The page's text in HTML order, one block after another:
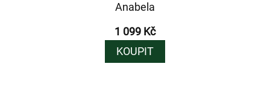
Anabela
1 099 Kč
KOUPIT